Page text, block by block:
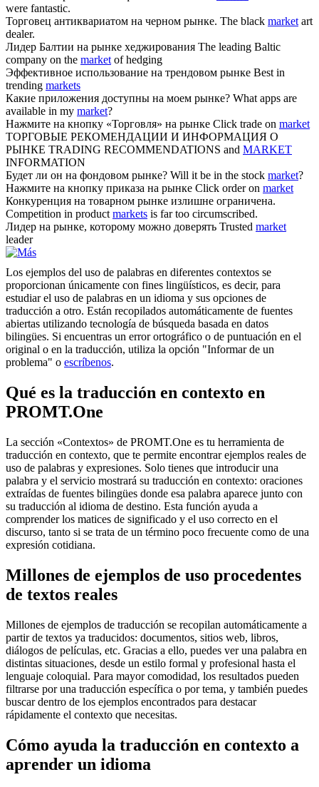
were fantastic.
Торговец антиквариатом на черном рынке. The black marketart
dealer.
Лидер Балтии на рынке хеджирования The leading Baltic
company on the marketof hedging
Эффективное использование на трендовом рынке Best in
trending markets
Какие приложения доступны на моем рынке? What apps are
available in my market?
Нажмите на кнопку «Торговля» на рынке Click trade on market
ТОРГОВЫЕ РЕКОМЕНДАЦИИ И ИНФОРМАЦИЯ О
РЫНКЕ TRADING RECOMMENDATIONS and MARKET
INFORMATION
Будет ли он на фондовом рынке? Will it be in the stock market?
Нажмите на кнопку приказа на рынке Click order on market
Конкуренция на товарном рынке излишне ограничена.
Competition in productmarkets is far too circumscribed.
Лидер на рынке, которому можно доверять Trusted market
leader
Los ejemplos del uso de palabras en diferentes contextos se
proporcionan únicamente con fines lingüísticos, es decir, para
estudiar el uso de palabras en un idioma y sus opciones de
traducción a otro. Están recopilados automáticamente de fuentes
abiertas utilizando tecnología de búsqueda basada en datos
bilingües. Si encuentras un error ortográfico o de puntuación en el
original o en la traducción, utiliza la opción "Informar de un
problema" o escríbenos.
Qué es la traducción en contexto en
PROMT.One
La sección «Contextos» de PROMT.One es tu herramienta de
traducción en contexto, que te permite encontrar ejemplos reales de
uso de palabras y expresiones. Solo tienes que introducir una
palabra y el servicio mostrará su traducción en contexto: oraciones
extraídas de fuentes bilingües donde esa palabra aparece junto con
su traducción al idioma de destino. Esta función ayuda a
comprender los matices de significado y el uso correcto en el
discurso, tanto si se trata de un término poco frecuente como de una
expresión cotidiana.
Millones de ejemplos de uso procedentes
de textos reales
Millones de ejemplos de traducción se recopilan automáticamente a
partir de textos ya traducidos: documentos, sitios web, libros,
diálogos de películas, etc. Gracias a ello, puedes ver una palabra en
distintas situaciones, desde un estilo formal y profesional hasta el
lenguaje coloquial. Para mayor comodidad, los resultados pueden
filtrarse por una traducción específica o por tema, y también puedes
buscar dentro de los ejemplos encontrados para destacar
rápidamente el contexto que necesitas.
Cómo ayuda la traducción en contexto a
aprender un idioma